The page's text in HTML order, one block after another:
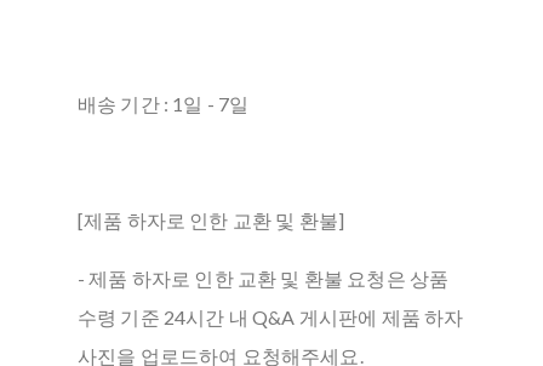
배송 기간 : 1일 - 7일
[제품 하자로 인한 교환 및 환불]
- 제품 하자로 인한 교환 및 환불 요청은 상품
수령 기준 24시간 내 Q&A 게시판에 제품 하자
사진을 업로드하여 요청해주세요.